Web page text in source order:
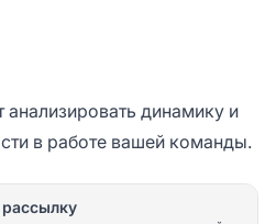
анализировать динамику и
в работе вашей команды.